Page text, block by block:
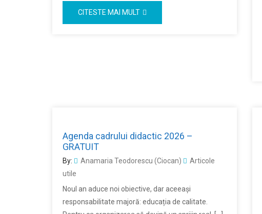
CITESTE MAI MULT
Agenda cadrului didactic 2026 –
GRATUIT
By: Anamaria Teodorescu (Ciocan)
Articole
utile
Noul an aduce noi obiective, dar aceeași
responsabilitate majoră: educația de calitate.